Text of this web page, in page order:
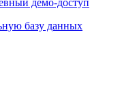
демо-доступ
базу данных